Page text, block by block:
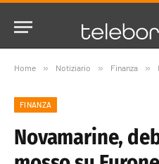
Home » Notiziario » Finanza »
FINANZA
Novamarine,